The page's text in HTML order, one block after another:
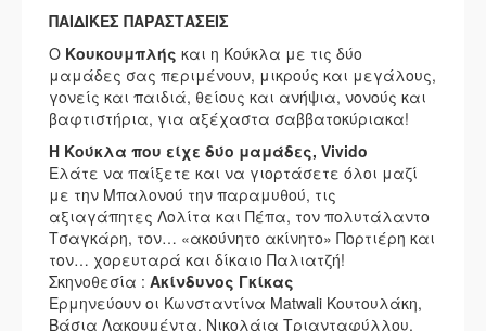
ΠΑΙΔΙΚΕΣ ΠΑΡΑΣΤΑΣΕΙΣ
Ο Κουκουμπλής και η Κούκλα με τις δύο
μαμάδες σας περιμένουν, μικρούς και μεγάλους,
γονείς και παιδιά, θείους και ανήψια, νονούς και
βαφτιστήρια, για αξέχαστα σαββατοκύριακα!
Η Κούκλα που είχε δύο μαμάδες, Vivido
Ελάτε να παίξετε και να γιορτάσετε όλοι μαζί
με την Μπαλονού την παραμυθού, τις
αξιαγάπητες Λολίτα και Πέπα, τον πολυτάλαντο
Τσαγκάρη, τον… «ακούνητο ακίνητο» Πορτιέρη και
τον… χορευταρά και δίκαιο Παλιατζή!
Σκηνοθεσία : Ακίνδυνος Γκίκας
Ερμηνεύουν οι Κωνσταντίνα Μatwali Κουτουλάκη,
Βάσια Λακουμέντα, Νικολάια Τριανταφύλλου,